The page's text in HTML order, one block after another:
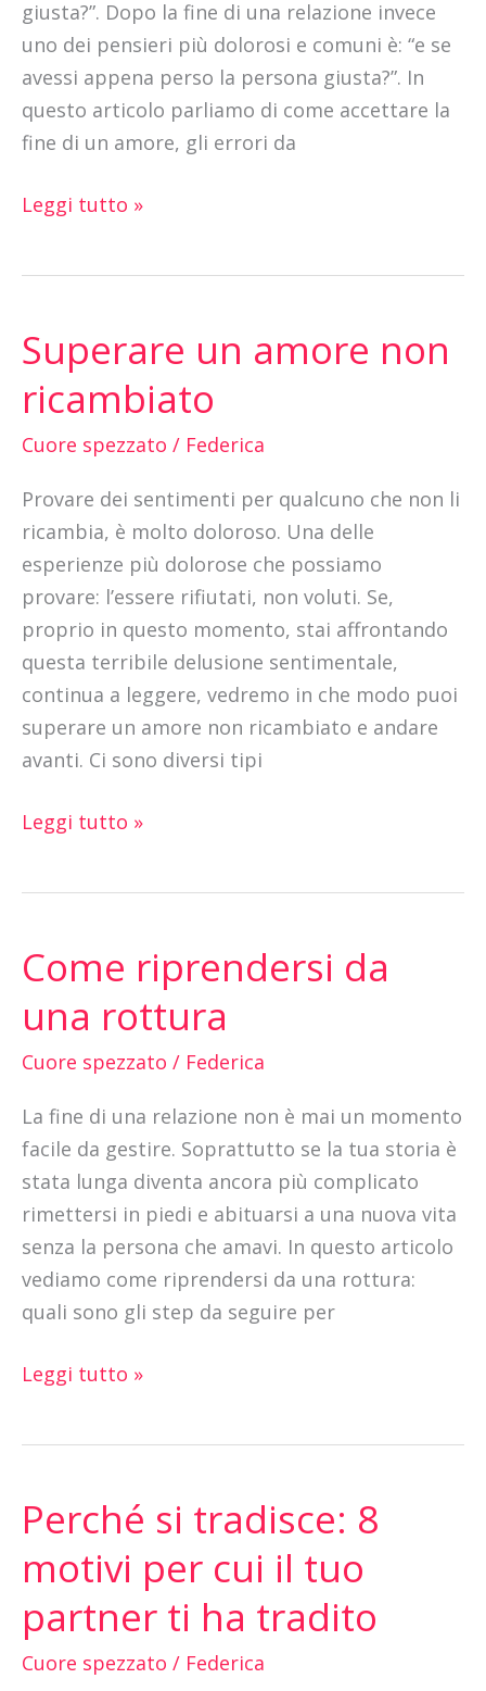
giusta?”. Dopo la fine di una relazione invece
uno dei pensieri più dolorosi e comuni è: “e se
avessi appena perso la persona giusta?”. In
questo articolo parliamo di come accettare la
fine di un amore, gli errori da
Leggi tutto »
Superare un amore non
ricambiato
Cuore spezzato / Federica
Provare dei sentimenti per qualcuno che non li
ricambia, è molto doloroso. Una delle
esperienze più dolorose che possiamo
provare: l’essere rifiutati, non voluti. Se,
proprio in questo momento, stai affrontando
questa terribile delusione sentimentale,
continua a leggere, vedremo in che modo puoi
superare un amore non ricambiato e andare
avanti. Ci sono diversi tipi
Superare
amore
non
Leggi tutto »
Come riprendersi da
una rottura
Cuore spezzato / Federica
La fine di una relazione non è mai un momento
facile da gestire. Soprattutto se la tua storia è
stata lunga diventa ancora più complicato
rimettersi in piedi e abituarsi a una nuova vita
senza la persona che amavi. In questo articolo
vediamo come riprendersi da una rottura:
quali sono gli step da seguire per
Come
da
una
Leggi tutto »
Perché si tradisce: 8
motivi per cui il tuo
partner ti ha tradito
Cuore spezzato / Federica
Perché
si
tradisce:
8
motivi
per